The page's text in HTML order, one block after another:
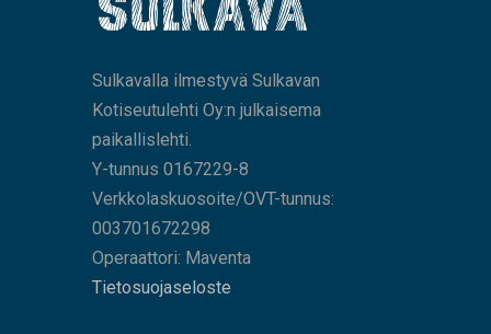
Sulkavalla ilmestyvä Sulkavan
Kotiseutulehti Oy:n julkaisema
paikallislehti.
Y-tunnus 0167229-8
Verkkolaskuosoite/OVT-tunnus:
003701672298
Operaattori: Maventa
Tietosuojaseloste